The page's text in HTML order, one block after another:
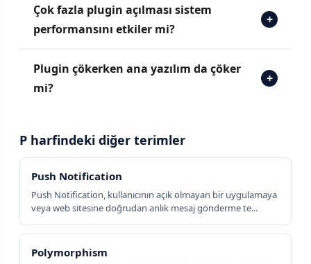
Çok fazla plugin açılması sistem
performansını etkiler mi?
+
Plugin çökerken ana yazılım da çöker
mi?
+
P harfindeki diğer terimler
Push Notification
Push Notification, kullanıcının açık olmayan bir uygulamaya
veya web sitesine doğrudan anlık mesaj gönderme te...
Polymorphism